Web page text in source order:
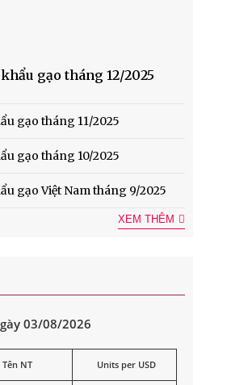
gạo tháng 12/2025
gạo tháng 11/2025
gạo tháng 10/2025
gạo Việt Nam tháng 9/2025
XEM THÊM
03/08/2026
Tên NT Units per USD